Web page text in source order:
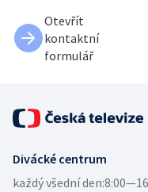
Otevřít
kontaktní
formulář
Divácké centrum
každý všední den: